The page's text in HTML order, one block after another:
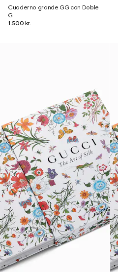
Cuaderno grande GG con Doble
G
1.500 kr.